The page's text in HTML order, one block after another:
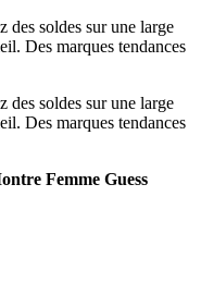
des soldes sur une large
Des marques tendances
des soldes sur une large
Des marques tendances
Femme Guess